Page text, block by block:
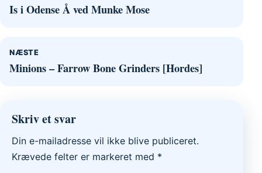
Is i Odense Å ved Munke Mose
NÆSTE
Minions – Farrow Bone Grinders [Hordes]
Skriv et svar
Din e-mailadresse vil ikke blive publiceret.
Krævede felter er markeret med *